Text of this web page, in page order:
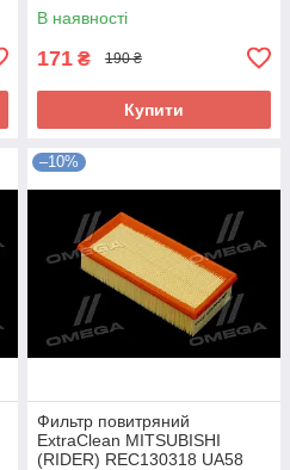
В наявності
171 ₴ 190 ₴
Купити
–10%
Фильтр повитряний
ExtraClean MITSUBISHI
(RIDER) REC130318 UA58